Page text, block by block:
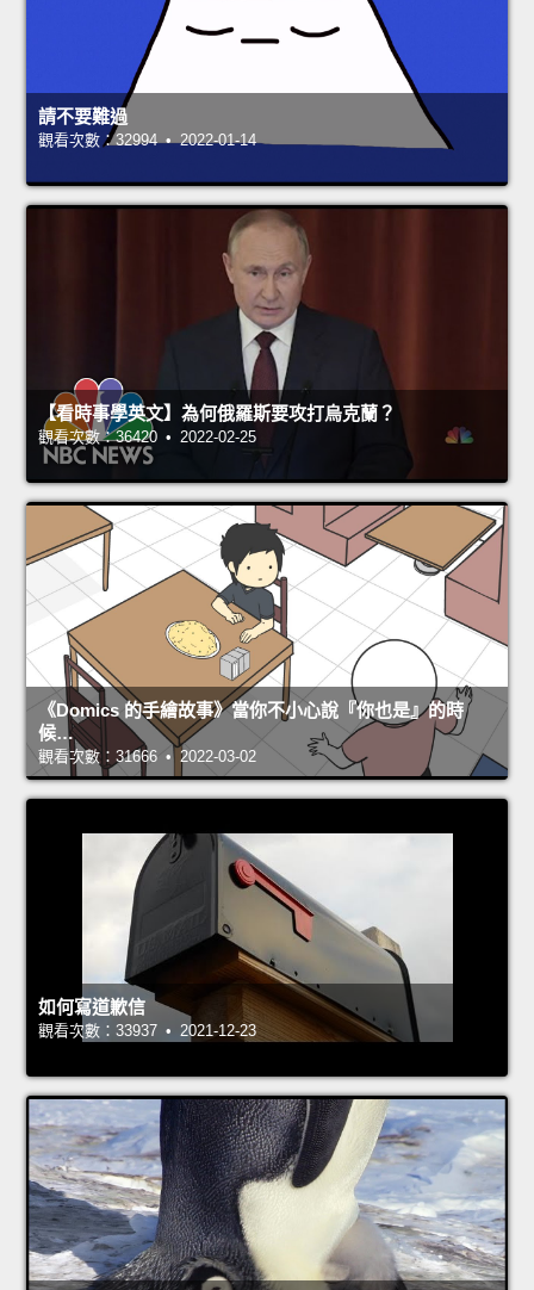
請不要難過
觀看次數：32994 • 2022-01-14
【看時事學英文】為何俄羅斯要攻打烏克蘭？
觀看次數：36420 • 2022-02-25
《Domics 的手繪故事》當你不小心說『你也是』的時
候…
觀看次數：31666 • 2022-03-02
如何寫道歉信
觀看次數：33937 • 2021-12-23